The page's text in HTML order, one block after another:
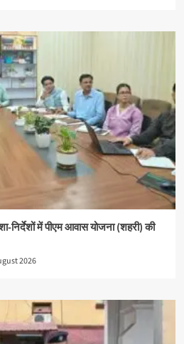
निर्देशों में पीएम आवास योजना (शहरी) की
2026